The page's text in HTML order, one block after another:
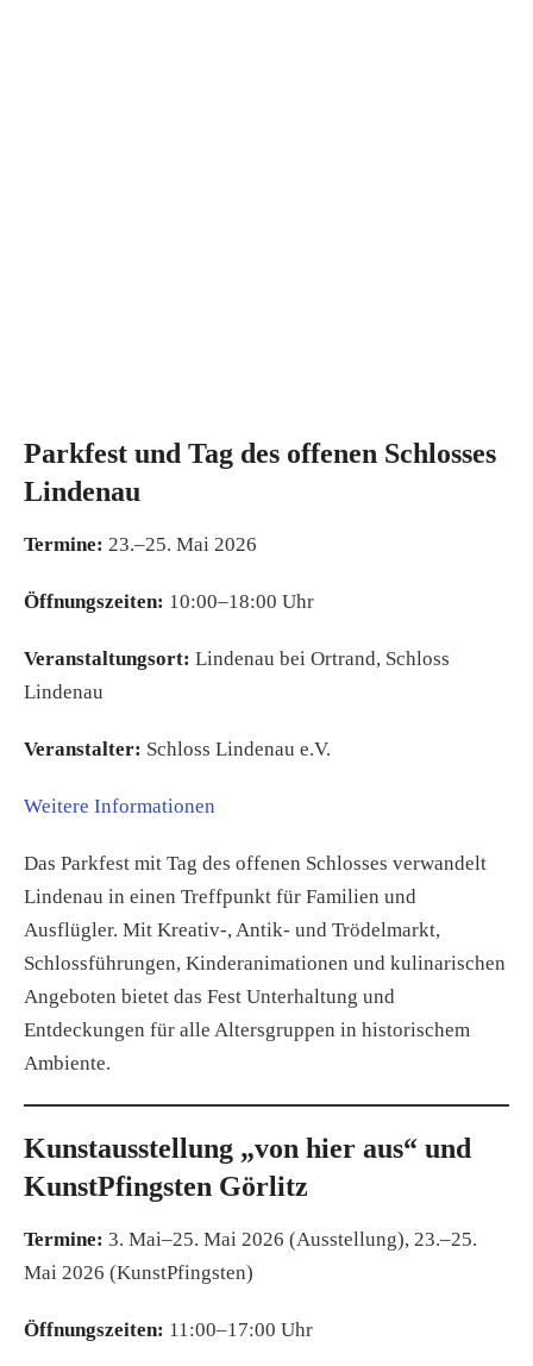
Parkfest und Tag des offenen Schlosses
Lindenau
Termine: 23.–25. Mai 2026
Öffnungszeiten: 10:00–18:00 Uhr
Veranstaltungsort: Lindenau bei Ortrand, Schloss
Lindenau
Veranstalter: Schloss Lindenau e.V.
Weitere Informationen
Das Parkfest mit Tag des offenen Schlosses verwandelt
Lindenau in einen Treffpunkt für Familien und
Ausflügler. Mit Kreativ-, Antik- und Trödelmarkt,
Schlossführungen, Kinderanimationen und kulinarischen
Angeboten bietet das Fest Unterhaltung und
Entdeckungen für alle Altersgruppen in historischem
Ambiente.
Kunstausstellung „von hier aus“ und
KunstPfingsten Görlitz
Termine: 3. Mai–25. Mai 2026 (Ausstellung), 23.–25.
Mai 2026 (KunstPfingsten)
Öffnungszeiten: 11:00–17:00 Uhr